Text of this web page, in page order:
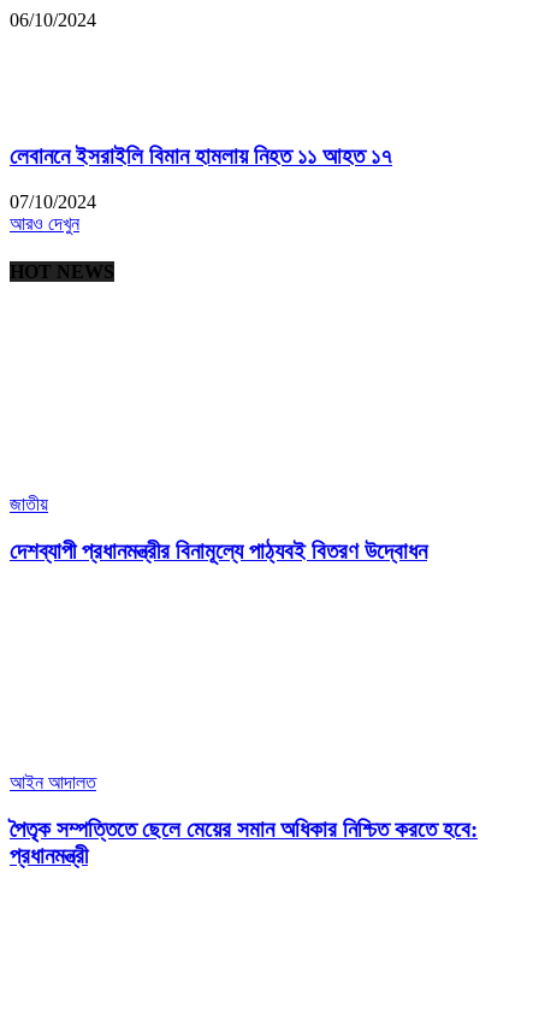
06/10/2024
লেবাননে ইসরাইলি বিমান হামলায় নিহত ১১ আহত ১৭
07/10/2024
আরও দেখুন
HOT NEWS
জাতীয়
দেশব্যাপী প্রধানমন্ত্রীর বিনামূল্যে পাঠ্যবই বিতরণ উদ্বোধন
আইন আদালত
পৈতৃক সম্পত্তিতে ছেলে মেয়ের সমান অধিকার নিশ্চিত করতে হবে:
প্রধানমন্ত্রী